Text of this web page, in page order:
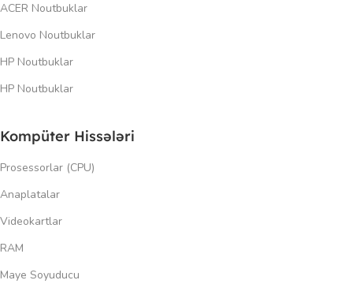
ACER Noutbuklar
Lenovo Noutbuklar
HP Noutbuklar
HP Noutbuklar
Kompüter Hissələri
Prosessorlar (CPU)
Anaplatalar
Videokartlar
RAM
Maye Soyuducu